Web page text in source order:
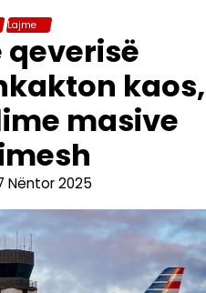
Lajme
kaos,
masive
Nëntor 2025